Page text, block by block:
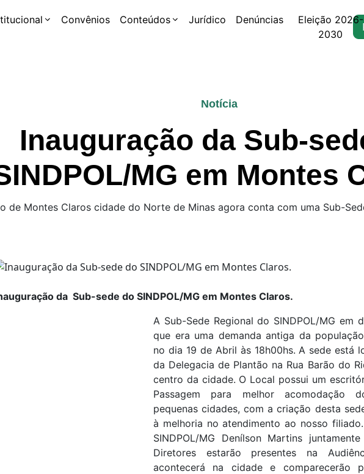
Convênios Conteúdos Jurídico Denúncias
Eleição 2026-
2030
Notícia
Inauguração da Sub-
MG em Montes
de Montes Claros cidade do Norte de Minas agora conta com uma Sub-
da Sub-sede do SINDPOL/MG em Montes Claros.
A Sub-Sede Regional do SINDPOL/MG em
que era uma demanda antiga da
no dia 19 de Abril às 18h00hs. A sede está
da Delegacia de Plantão na Rua Barão do
centro da cidade. O Local possui um
Passagem para melhor acomodação
pequenas cidades, com a criação desta
à melhoria no atendimento ao nosso
SINDPOL/MG Denílson Martins
Diretores estarão presentes na
acontecerá na cidade e comparecerão